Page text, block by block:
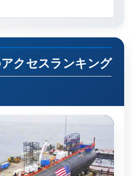
クセスランキング